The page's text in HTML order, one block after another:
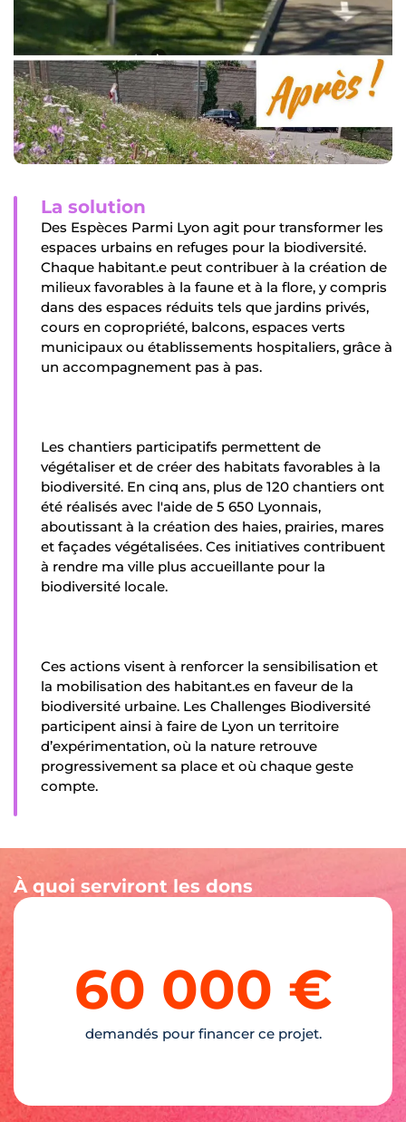
La solution
Des Espèces Parmi Lyon agit pour transformer les
espaces urbains en refuges pour la biodiversité.
Chaque habitant.e peut contribuer à la création de
milieux favorables à la faune et à la flore, y compris
dans des espaces réduits tels que jardins privés,
cours en copropriété, balcons, espaces verts
municipaux ou établissements hospitaliers, grâce à
un accompagnement pas à pas.
Les chantiers participatifs permettent de
végétaliser et de créer des habitats favorables à la
biodiversité. En cinq ans, plus de 120 chantiers ont
été réalisés avec l'aide de 5 650 Lyonnais,
aboutissant à la création des haies, prairies, mares
et façades végétalisées. Ces initiatives contribuent
à rendre ma ville plus accueillante pour la
biodiversité locale.
Ces actions visent à renforcer la sensibilisation et
la mobilisation des habitant.es en faveur de la
biodiversité urbaine. Les Challenges Biodiversité
participent ainsi à faire de Lyon un territoire
d’expérimentation, où la nature retrouve
progressivement sa place et où chaque geste
compte.
À quoi serviront les dons
60 000 €
demandés pour financer ce projet.